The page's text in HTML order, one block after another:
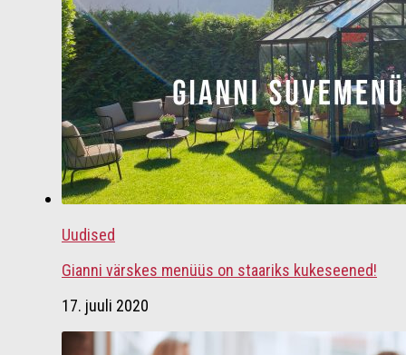
Uudised
Gianni värskes menüüs on staariks kukeseened!
17. juuli 2020